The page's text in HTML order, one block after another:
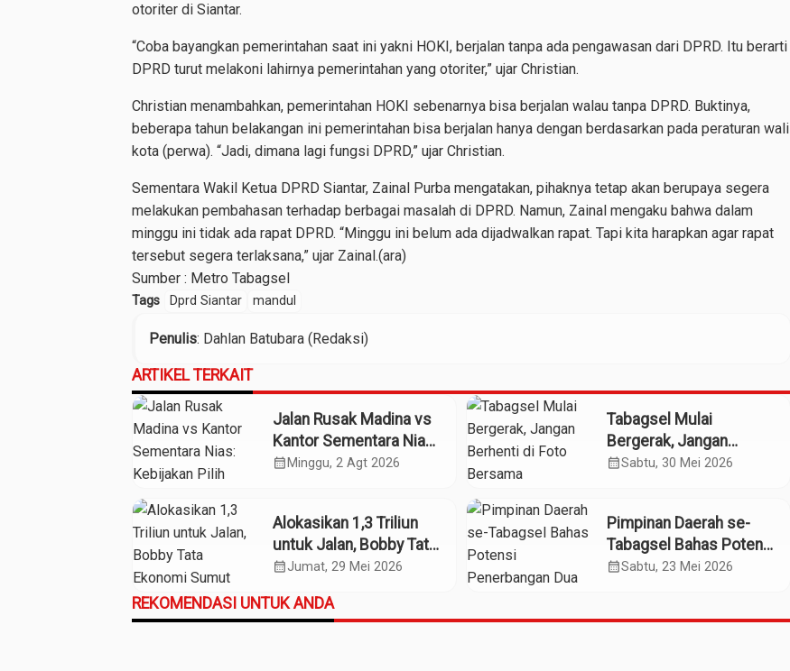
otoriter di Siantar.
“Coba bayangkan pemerintahan saat ini yakni HOKI, berjalan tanpa ada pengawasan dari DPRD. Itu berarti
DPRD turut melakoni lahirnya pemerintahan yang otoriter,” ujar Christian.
Christian menambahkan, pemerintahan HOKI sebenarnya bisa berjalan walau tanpa DPRD. Buktinya,
beberapa tahun belakangan ini pemerintahan bisa berjalan hanya dengan berdasarkan pada peraturan wali
kota (perwa). “Jadi, dimana lagi fungsi DPRD,” ujar Christian.
Sementara Wakil Ketua DPRD Siantar, Zainal Purba mengatakan, pihaknya tetap akan berupaya segera
melakukan pembahasan terhadap berbagai masalah di DPRD. Namun, Zainal mengaku bahwa dalam
minggu ini tidak ada rapat DPRD. “Minggu ini belum ada dijadwalkan rapat. Tapi kita harapkan agar rapat
tersebut segera terlaksana,” ujar Zainal.(ara)
Sumber : Metro Tabagsel
Tags Dprd Siantar mandul
Penulis: Dahlan Batubara (Redaksi)
ARTIKEL TERKAIT
Jalan Rusak Madina vs
Kantor Sementara Nias:
Kebijakan Pilih Kasih
calendar_month Minggu, 2 Agt 2026
Tabagsel Mulai
Bergerak, Jangan
Berhenti di Foto
calendar_monthSabtu, 30 Mei 2026
Alokasikan 1,3 Triliun
untuk Jalan, Bobby Tata
Ekonomi Sumut
calendar_monthJumat, 29 Mei 2026
Pimpinan Daerah se-
Tabagsel Bahas Potensi
Penerbangan Dua
calendar_monthSabtu, 23 Mei 2026
REKOMENDASI UNTUK ANDA